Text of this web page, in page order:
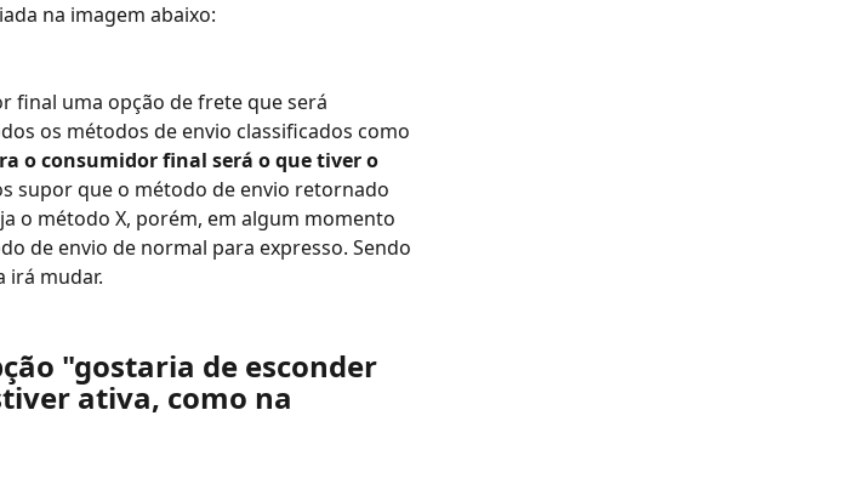
na imagem abaixo:
final uma opção de frete que será
os métodos de envio classificados como
o consumidor final será o que tiver o
supor que o método de envio retornado
o método X, porém, em algum momento
de envio de normal para expresso. Sendo
irá mudar.
"gostaria de esconder
ativa, como na